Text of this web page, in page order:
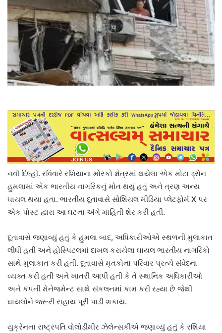
નવી દિલ્હી. રવિવારે રશિયાના મોસ્કો ક્ષેત્રમાં થયેલા એક મોટા ડ્રોન
હુમલામાં એક ભારતીય નાગરિકનું મોત થયું હતું અને ત્રણ અન્ય
ઘાયલ થયા હતા. ભારતીય દૂતાવાસે સોશિયલ મીડિયા પ્લેટફોર્મ X પર
એક પોસ્ટ દ્વારા આ ઘટના અંગે માહિતી શેર કરી હતી.
દૂતાવાસે જણાવ્યું હતું કે હુમલા બાદ, અધિકારીઓએ સ્થળની મુલાકાત
લીધી હતી અને હોસ્પિટલમાં દાખલ કરાયેલા ઘાયલ ભારતીય નાગરિકો
સાથે મુલાકાત કરી હતી. દૂતાવાસે મૃતકોના પરિવાર પ્રત્યે સંવેદના
વ્યક્ત કરી હતી અને ખાતરી આપી હતી કે તે સ્થાનિક અધિકારીઓ
અને કંપની મેનેજમેન્ટ સાથે સંકલનમાં કામ કરી રહ્યા છે જેથી
ઘાયલોને જરૂરી સહાય પૂરી પાડી શકાય.
યુક્રેનના રાષ્ટ્રપતિ વોલોડીમીર ઝેલેન્સકીએ જણાવ્યું હતું કે રશિયા